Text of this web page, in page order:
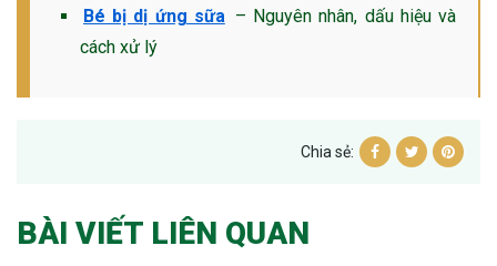
Bé bị dị ứng sữa – Nguyên nhân, dấu hiệu và
cách xử lý
Chia sẻ:
BÀI VIẾT LIÊN QUAN